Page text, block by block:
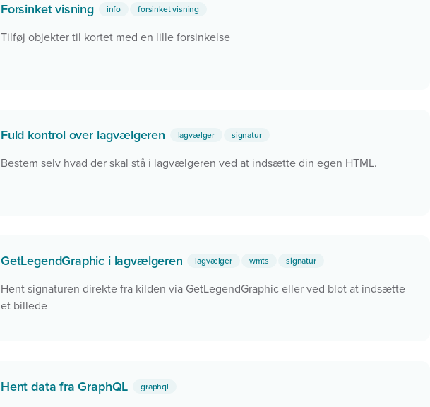
Forsinket visning info forsinket visning
Tilføj objekter til kortet med en lille forsinkelse
Fuld kontrol over lagvælgeren lagvælger signatur
Bestem selv hvad der skal stå i lagvælgeren ved at indsætte din egen HTML.
GetLegendGraphic i lagvælgeren lagvælger wmts signatur
Hent signaturen direkte fra kilden via GetLegendGraphic eller ved blot at indsætte
et billede
Hent data fra GraphQL graphql